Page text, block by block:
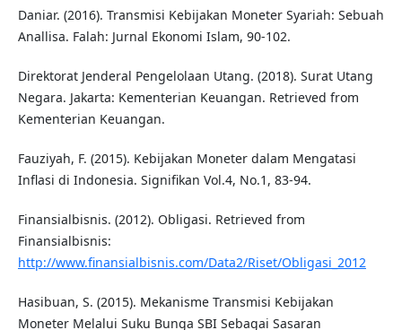
Daniar. (2016). Transmisi Kebijakan Moneter Syariah: Sebuah
Anallisa. Falah: Jurnal Ekonomi Islam, 90-102.
Direktorat Jenderal Pengelolaan Utang. (2018). Surat Utang
Negara. Jakarta: Kementerian Keuangan. Retrieved from
Kementerian Keuangan.
Fauziyah, F. (2015). Kebijakan Moneter dalam Mengatasi
Inflasi di Indonesia. Signifikan Vol.4, No.1, 83-94.
Finansialbisnis. (2012). Obligasi. Retrieved from
Finansialbisnis:
http://www.finansialbisnis.com/Data2/Riset/Obligasi_2012
Hasibuan, S. (2015). Mekanisme Transmisi Kebijakan
Moneter Melalui Suku Bunga SBI Sebagai Sasaran